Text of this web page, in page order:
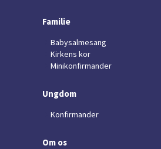
Familie
Babysalmesang
Kirkens kor
Minikonfirmander
Ungdom
Konfirmander
Om os